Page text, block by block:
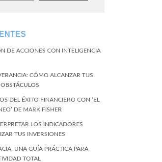
DE ACCIONES CON INTELIGENCIA
CÓMO ALCANZAR TUS
DEL ÉXITO FINANCIERO CON ‘EL
DE MARK FISHER
LOS INDICADORES
TUS INVERSIONES
UNA GUÍA PRÁCTICA PARA
TOTAL